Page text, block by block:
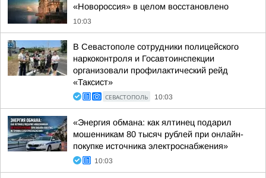
«Новороссия» в целом восстановлено
10:03
В Севастополе сотрудники полицейского
наркоконтроля и Госавтоинспекции
организовали профилактический рейд
«Таксист»
СЕВАСТОПОЛЬ 10:03
«Энергия обмана: как ялтинец подарил
мошенникам 80 тысяч рублей при онлайн-
покупке источника электроснабжения»
10:03